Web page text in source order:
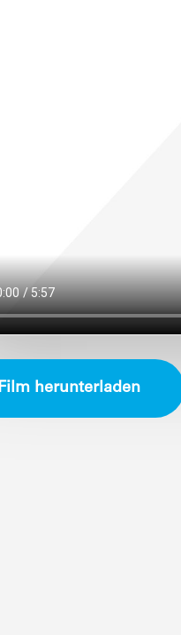
Film herunterladen